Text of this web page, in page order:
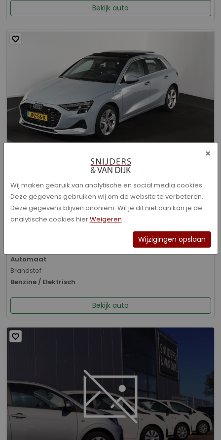
Bekijk auto
Audi A3 - Sportback 40 TFSI e Advanced edition
Bouwjaar
01-2026
Kilometerstand
Automaat
Brandstof
Benzine / Elektrisch
Bekijk auto
×
Wij maken gebruik van analytische en social media cookies.
Deze gegevens gebruiken wij om de website te verbeteren.
Deze gegevens blijven anoniem. Wil je dit niet dan kan je de
analytische cookies hierWeigeren
Wijzigingen opslaan